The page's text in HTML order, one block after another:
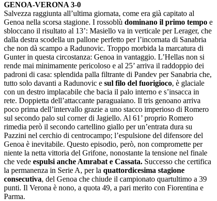
GENOA-VERONA 3-0
Salvezza raggiunta all’ultima giornata, come era già capitato al
Genoa nella scorsa stagione. I rossoblù dominano il primo tempo e
sbloccano il risultato al 13’: Masiello va in verticale per Lerager, che
dalla destra scodella un pallone perfetto per l’incornata di Sanabria
che non dà scampo a Radunovic. Troppo morbida la marcatura di
Gunter in questa circostanza: Genoa in vantaggio. L’Hellas non si
rende mai minimamente pericoloso e al 25’ arriva il raddoppio dei
padroni di casa: splendida palla filtrante di Pandev per Sanabria che,
tutto solo davanti a Radunovic e sul filo del fuorigioco, è glaciale
con un destro implacabile che bacia il palo interno e s’insacca in
rete. Doppietta dell’attaccante paraguaiano. Il tris genoano arriva
poco prima dell’intervallo grazie a uno stacco imperioso di Romero
sul secondo palo sul corner di Jagiello. Al 61’ proprio Romero
rimedia però il secondo cartellino giallo per un’entrata dura su
Pazzini nel cerchio di centrocampo; l’espulsione del difensore del
Genoa è inevitabile. Questo episodio, però, non compromette per
niente la netta vittoria del Grifone, nonostante la tensione nel finale
che vede espulsi anche Amrabat e Cassata. Successo che certifica
la permanenza in Serie A, per la quattordicesima stagione
consecutiva, del Genoa che chiude il campionato quartultimo a 39
punti. Il Verona è nono, a quota 49, a pari merito con Fiorentina e
Parma.